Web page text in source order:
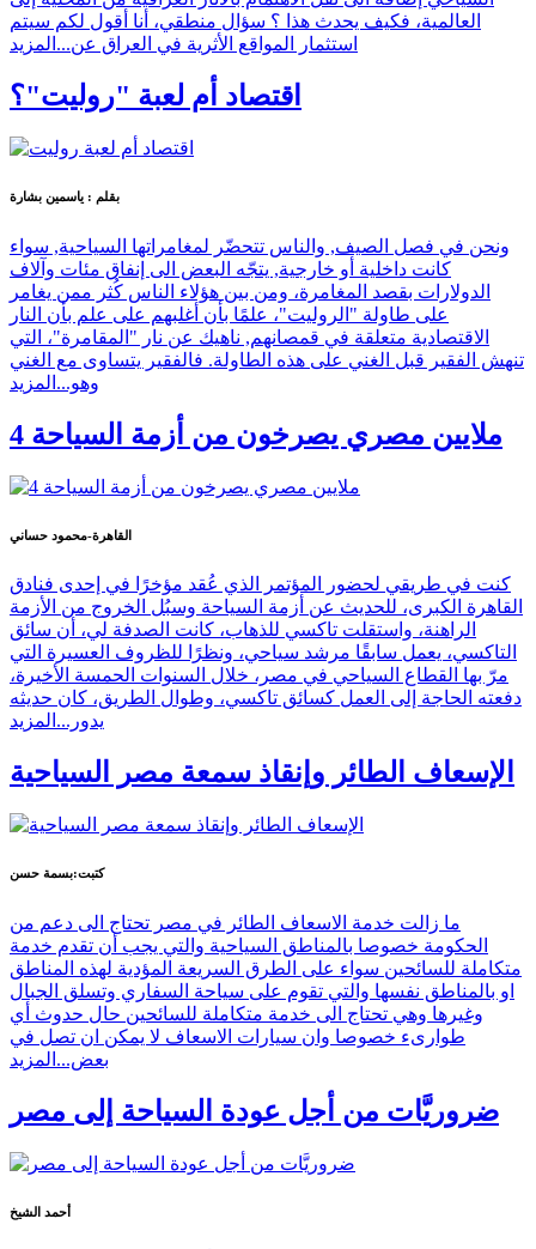
العالمية، فكيف يحدث هذا ؟ سؤال منطقي، أنا أقول لكم سيتم
استثمار المواقع الأثرية في العراق عن... المزيد
اقتصاد أم لعبة "روليت"؟
بقلم : ياسمين بشارة
ونحن في فصل الصيف, والناس تتحضّر لمغامراتها السياحية, سواء
كانت داخلية أو خارجية, يتجّه البعض الى إنفاق مئات وآلاف
الدولارات بقصد المغامرة، ومن بين هؤلاء الناس كُثر ممن يغامر
على طاولة "الروليت"، علمًا بأن أغلبهم على علم بأن النار
الاقتصادية متعلقة في قمصانهم, ناهيك عن نار "المقامرة"، التي
تنهش الفقير قبل الغني على هذه الطاولة. فالفقير يتساوى مع الغني
وهو... المزيد
4 ملايين مصري يصرخون من أزمة السياحة
القاهرة-محمود حساني
كنت في طريقي لحضور المؤتمر الذي عُقد مؤخرًا في إحدى فنادق
القاهرة الكبرى، للحديث عن أزمة السياحة وسبُل الخروج من الأزمة
الراهنة، واستقلت تاكسي للذهاب، كانت الصدفة لي، أن سائق
التاكسي، يعمل سابقًا مرشد سياحي، ونظرًا للظروف العسيرة التي
مرّ بها القطاع السياحي في مصر، خلال السنوات الحمسة الأخيرة،
دفعته الحاجة إلى العمل كسائق تاكسي، وطوال الطريق، كان حديثه
يدور... المزيد
الإسعاف الطائر وإنقاذ سمعة مصر السياحية
كتبت:بسمة حسن
ما زالت خدمة الاسعاف الطائر في مصر تحتاج الى دعم من
الحكومة خصوصا بالمناطق السياحية والتي يجب أن تقدم خدمة
متكاملة للسائحين سواء على الطرق السريعة المؤدية لهذه المناطق
او بالمناطق نفسها والتي تقوم على سياحة السفاري وتسلق الجبال
وغيرها وهي تحتاج الى خدمة متكاملة للسائحين حال حدوث أي
طوارىء خصوصا وان سيارات الاسعاف لا يمكن ان تصل في
بعض... المزيد
ضروريَّات من أجل عودة السياحة إلى مصر
أحمد الشيخ